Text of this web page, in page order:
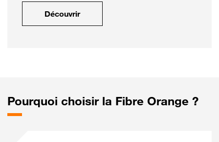
Découvrir
Pourquoi choisir la Fibre Orange ?